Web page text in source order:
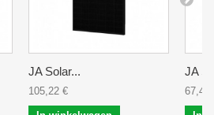
JA Solar...
105,22 €
JA
67,43